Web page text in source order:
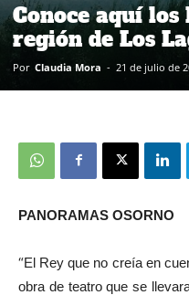
Conoce aquí
región de Los
Por Claudia Mora - 21 de julio de
PANORAMAS OSORNO
“El Rey que no creía en
obra de teatro que se